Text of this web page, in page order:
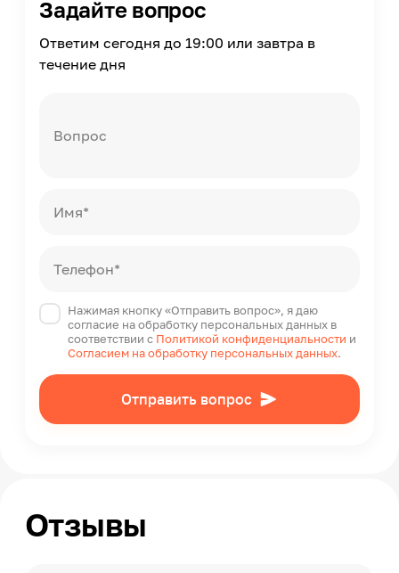
Задайте вопрос
Ответим сегодня до 19:00 или завтра в
течение дня
Вопрос
Имя*
Телефон*
Нажимая кнопку «Отправить вопрос», я даю
согласие на обработку персональных данных в
соответствии с Политикой конфиденциальности и
Согласием на обработку персональных данных.
Отправить вопрос
Отзывы